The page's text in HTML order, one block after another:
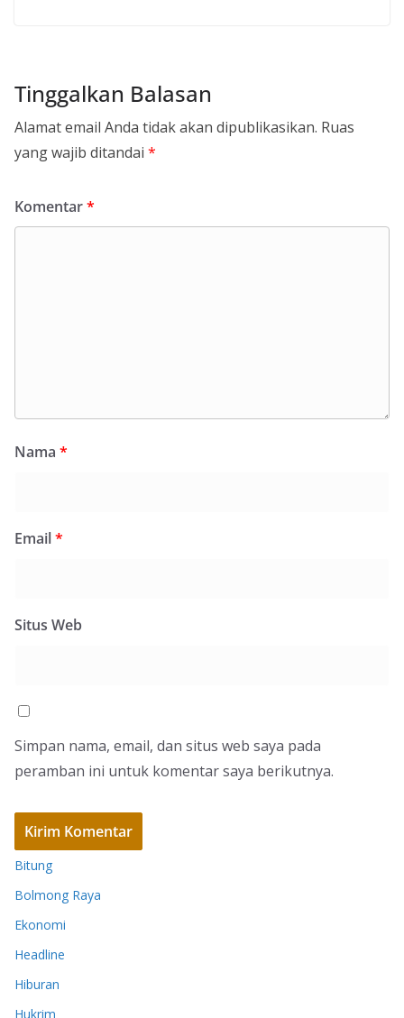
Tinggalkan Balasan
Alamat email Anda tidak akan dipublikasikan. Ruas
yang wajib ditandai *
Komentar*
Nama *
Email*
Situs Web
Simpan nama, email, dan situs web saya pada
peramban ini untuk komentar saya berikutnya.
Bitung
Bolmong Raya
Ekonomi
Headline
Hiburan
Hukrim